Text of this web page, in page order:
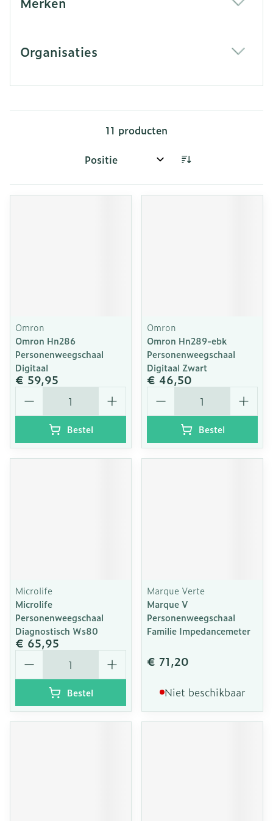
Organisaties
11 producten
Sorteer op:
Omron
Omron Hn286
Personenweegschaal
Digitaal
€ 59,95
Aantal
Bestel
Omron
Omron Hn289-ebk
Personenweegschaal
Digitaal Zwart
€ 46,50
Aantal
Bestel
Microlife
Microlife
Personenweegschaal
Diagnostisch Ws80
€ 65,95
Aantal
Bestel
Marque Verte
Marque V
Personenweegschaal
Familie Impedancemeter
€ 71,20
Niet beschikbaar